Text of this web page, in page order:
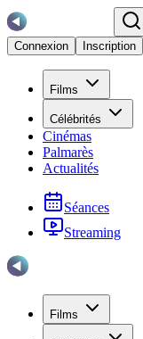
Connexion
Inscription
Films
Célébrités
Cinémas
Palmarès
Actualités
Séances
Streaming
Films